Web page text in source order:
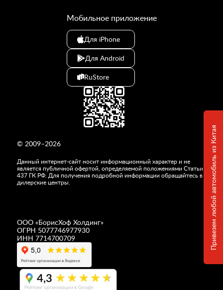
Привезем любой автомобиль из Китая
© 2009–2026
Данный интернет-сайт носит информационный характер и не
является публичной офертой, определяемой положениями Статьи
437 ГК РФ. Для получения подробной информации обращайтесь в
дилерские центры.
ООО «БорисХоф Холдинг»
ОГРН 5077746977930
ИНН 7714700709
4,3
Мобильное приложение
Для iPhone
Для Android
RuStore